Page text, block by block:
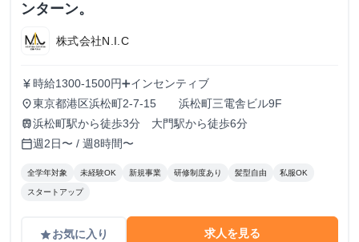
ンターン。
株式会社N.I.C
currency_yen 時給1300-1500円➕インセンティブ
place東京都港区浜松町2-7-15 浜松町三電舎ビル9F
train浜松町駅から徒歩3分 大門駅から徒歩6分
calendar_today週2日〜 / 週8時間〜
全学年対象 未経験OK 新規事業 研修制度あり 髪型自由 私服OK
スタートアップ
gradeお気に入り 求人を見る